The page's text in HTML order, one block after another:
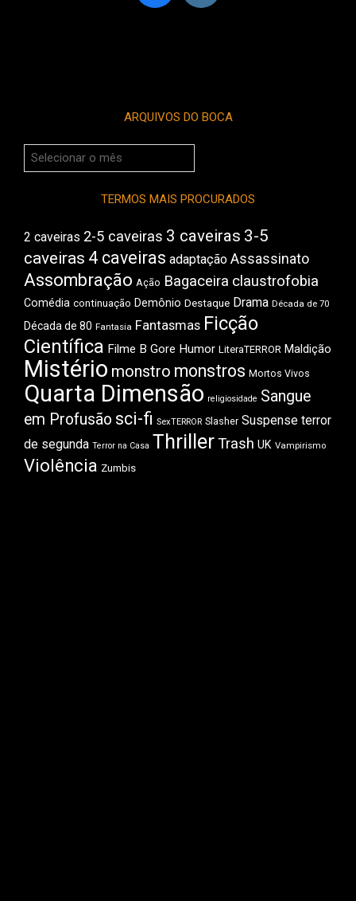
ARQUIVOS DO BOCA
Arquivos
do
TERMOS MAIS PROCURADOS
2 caveiras 2-5 caveiras 3 caveiras 3-5
caveiras 4 caveiras adaptação Assassinato
Assombração Ação Bagaceira claustrofobia
Comédia continuação Demônio Destaque Drama Década de 70
Década de 80 Fantasia Fantasmas Ficção
Científica Filme B Gore Humor LiteraTERROR Maldição
Mistério monstro monstros Mortos Vivos
Quarta Dimensão religiosidade Sangue
em Profusão sci-fi SexTERROR Slasher Suspense terror
de segunda Terror na Casa ThrillerTrash UK Vampirismo
Violência Zumbis